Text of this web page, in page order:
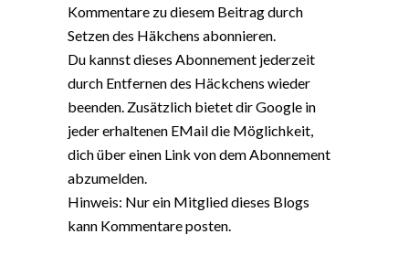
Kommentare zu diesem Beitrag durch
Setzen des Häkchens abonnieren.
Du kannst dieses Abonnement jederzeit
durch Entfernen des Häckchens wieder
beenden. Zusätzlich bietet dir Google in
jeder erhaltenen EMail die Möglichkeit,
dich über einen Link von dem Abonnement
abzumelden.
Hinweis: Nur ein Mitglied dieses Blogs
kann Kommentare posten.